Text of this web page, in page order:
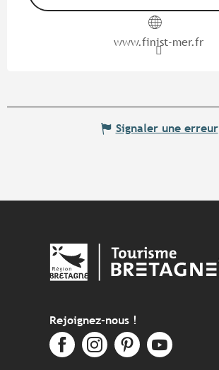
www.finist-mer.fr
Signaler une erreur
Rejoignez-nous !